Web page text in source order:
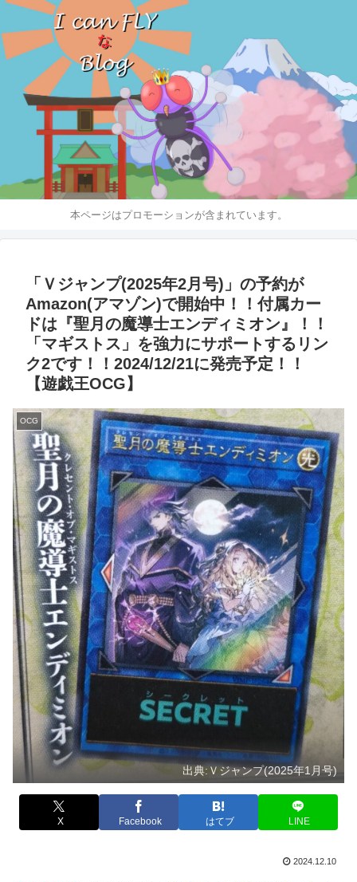
本ページはプロモーションが含まれています。
「Ｖジャンプ(2025年2月号)」の予約が
Amazon(アマゾン)で開始中！！付属カー
ドは『聖月の魔導士エンディミオン』！！
「マギストス」を強力にサポートするリン
ク2です！！2024/12/21に発売予定！！
【遊戯王OCG】
OCG
出典:Ｖジャンプ(2025年1月号)
X Facebook はてブ LINE
2024.12.10